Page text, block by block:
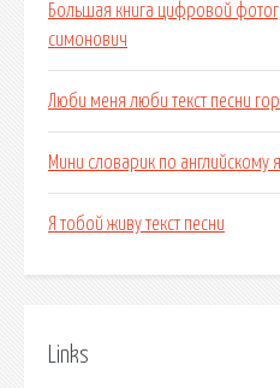
Большая книга цифровой
симонович
Люби меня люби текст песни
Мини словарик по английскому
Я тобой живу текст песни
Links